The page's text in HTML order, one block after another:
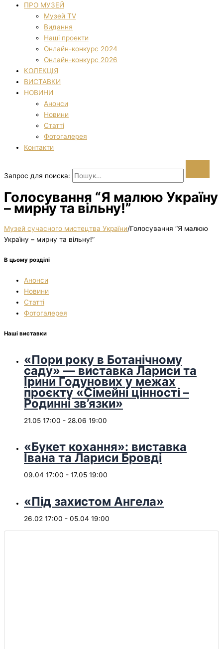
ПРО МУЗЕЙ
Музей TV
Видання
Наші проекти
Онлайн-конкурс 2024
Онлайн-конкурс 2026
КОЛЕКЦІЯ
ВИСТАВКИ
НОВИНИ
Анонси
Новини
Статті
Фотогалерея
Контакти
Запрос для поиска:
Голосування “Я малюю Україну
– мирну та вільну!”
Музей сучасного мистецтва України/Голосування “Я малюю
Україну – мирну та вільну!”
В цьому розділі
Анонси
Новини
Статті
Фотогалерея
Наші виставки
«Пори року в Ботанічному
саду» — виставка Лариси та
Ірини Годунових у межах
проєкту «Сімейні цінності –
Родинні зв’язки»
21.05 17:00 - 28.06 19:00
«Букет кохання»: виставка
Івана та Лариси Бровді
09.04 17:00 - 17.05 19:00
«Під захистом Ангела»
26.02 17:00 - 05.04 19:00